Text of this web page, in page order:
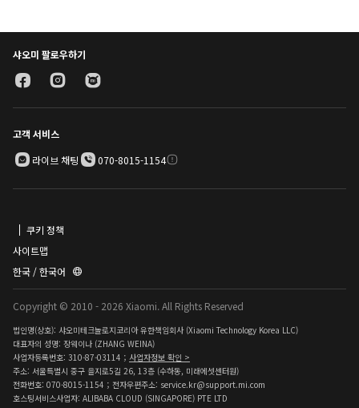
샤오미 팔로우하기
고객 서비스
라이브 채팅
070-8015-1154
쿠키 정책
사이트맵
한국 / 한국어
Copyright © 2010 - 2026 Xiaomi. All Rights Reserved
법인명(상호): 샤오미테크놀로지코리아 유한책임회사 (Xiaomi Technology Korea LLC)
대표자의 성명: 장웨이나 (ZHANG WEINA)
사업자등록번호: 310-87-03114； 사업자정보 확인 >
주소: 서울특별시 중구 을지로5길 26, 13층 (수하동, 미래에셋센터원)
전화번호: 070-8015-1154；전자우편주소: service.kr@support.mi.com
호스팅서비스사업자: ALIBABA CLOUD (SINGAPORE) PTE LTD